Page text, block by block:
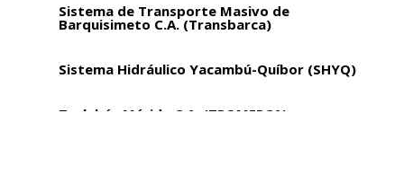
Sistema de Transporte Masivo de
Barquisimeto C.A. (Transbarca)
Sistema Hidráulico Yacambú-Quíbor (SHYQ)
Trolebús Mérida C.A. (TROMERCA)